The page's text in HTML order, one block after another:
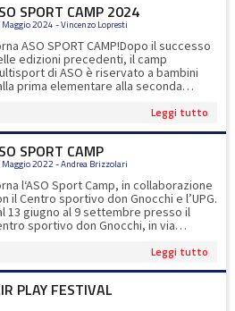
SPORT CAMP 2024
2024 - Vincenzo Lopresti
ASO SPORT CAMP!Dopo il successo
edizioni precedenti, il camp
di ASO è riservato a bambini
prima elementare alla seconda
esperti di calcio, tennis, padel e
dei nostri iscritti!Per iscrizioni
info
Leggi tutto
SPORT CAMP
Maggio 2022 - Andrea Brizzolari
l‘ASO Sport Camp, in collaborazione
il Centro sportivo don Gnocchi e l’UPG.
13 giugno al 9 settembre presso il
sportivo don Gnocchi, in via
corsi di padel e il pranzo
12 sport diversi, compresi il
e la piscina Quest’anno presentiamo
Leggi tutto
PLAY FESTIVAL